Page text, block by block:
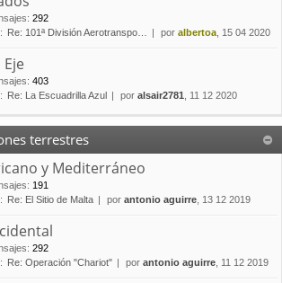
: 292
Re: 101ª División Aerotranspo… por albertoa , 15 04 2020
Eje
: 403
Re: La Escuadrilla Azul por alsair2781 , 11 12 2020
terrestres
y Mediterráneo
: 191
Re: El Sitio de Malta por antonio aguirre , 13 12 2019
: 292
Re: Operación "Chariot" por antonio aguirre , 11 12 2019